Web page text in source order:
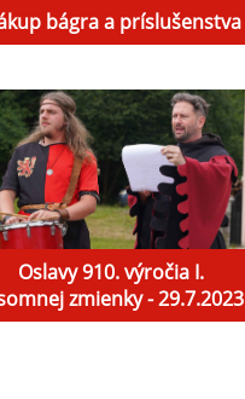
bágra a príslušenstva
Oslavy 910. výročia I.
zmienky - 29.7.2023